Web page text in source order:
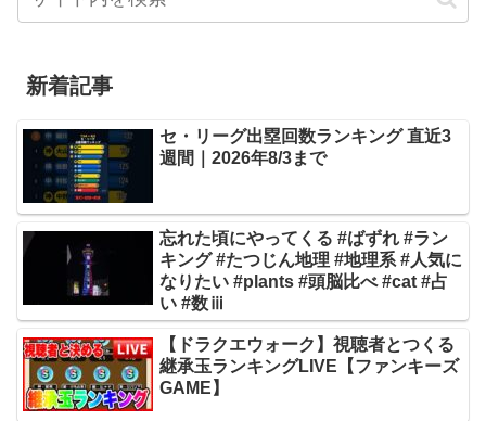
新着記事
セ・リーグ出塁回数ランキング 直近3
週間｜2026年8/3まで
忘れた頃にやってくる #ばずれ #ラン
キング #たつじん地理 #地理系 #人気に
なりたい #plants #頭脳比べ #cat #占
い #数ⅲ
【ドラクエウォーク】視聴者とつくる
継承玉ランキングLIVE【ファンキーズ
GAME】